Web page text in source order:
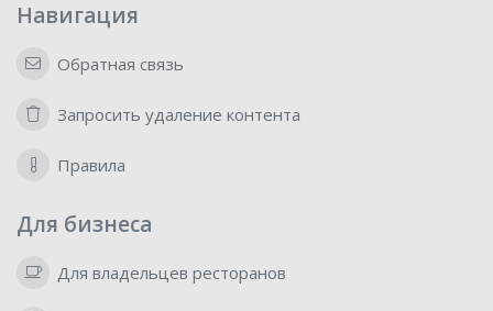
Навигация
Обратная связь
Запросить удаление контента
Правила
Для бизнеса
Для владельцев ресторанов